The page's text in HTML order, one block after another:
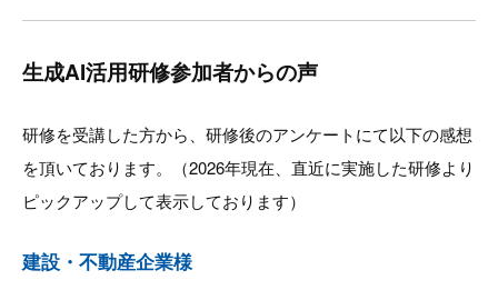
生成AI活用研修参加者からの声
研修を受講した方から、研修後のアンケートにて以下の感想
を頂いております。（2026年現在、直近に実施した研修より
ピックアップして表示しております）
建設・不動産企業様